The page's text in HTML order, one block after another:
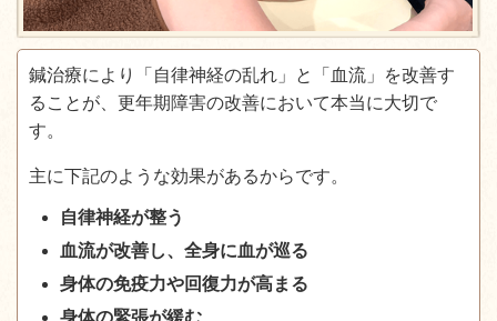
鍼治療により「自律神経の乱れ」と「血流」を改善す
ることが、更年期障害の改善において本当に大切で
す。
主に下記のような効果があるからです。
自律神経が整う
血流が改善し、全身に血が巡る
身体の免疫力や回復力が高まる
身体の緊張が緩む